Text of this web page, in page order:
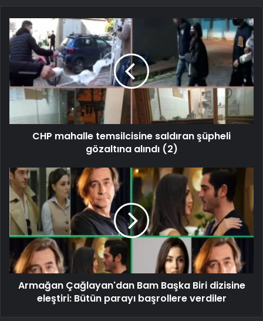
CHP mahalle temsilcisine saldıran şüpheli
gözaltına alındı ​​(2)
Armağan Çağlayan'dan Bam Başka Biri dizisine
eleştiri: Bütün parayı başrollere verdiler